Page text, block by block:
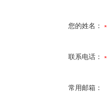
您的姓名：
联系电话：
常用邮箱：